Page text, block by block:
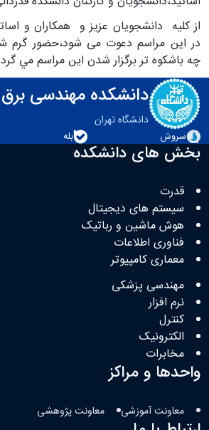
از کلیه دانشجویان عزیز و همکاران و
در این مراسم دعوت می شود،حضور گرم
چه باشكوه تر برگزار شدن اين مراسم مي
دانشکده مهندسی برق
دانشگاه تهران
سروش
بله
بخش های دانشکده
قدرت
سیستم های دیجیتال
هوش ماشین و رباتیک
فناوری اطلاعات
معماری کامپیوتر
مهندسی پزشکی
نرم افزار
کنترل
الکترونیک
مخابرات
واحدها و مراکز
معاونت آموزشی معاونت پژوهشی